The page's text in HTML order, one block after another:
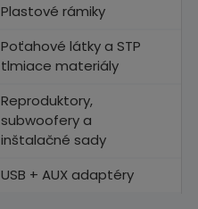
Plastové rámiky
Poťahové látky a STP
tlmiace materiály
Reproduktory,
subwoofery a
inštalačné sady
USB + AUX adaptéry